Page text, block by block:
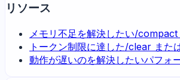
リソース
メモリ不足を解決したい/compact
トークン制限に達した/clear また
動作が遅いのを解決したいパフォ